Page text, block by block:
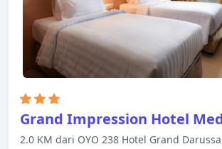
Grand Impression Hotel
2.0 KM dari OYO 238 Hotel Grand